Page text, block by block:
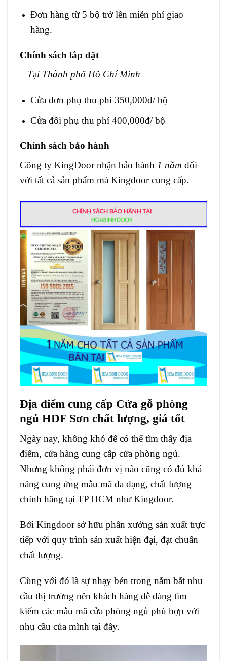
Đơn hàng từ 5 bộ trở lên miễn phí giao
hàng.
Chính sách lắp đặt
– Tại Thành phố Hồ Chí Minh
Cửa đơn phụ thu phí 350,000đ/ bộ
Cửa đôi phụ thu phí 400,000đ/ bộ
Chính sách bảo hành
Công ty KingDoor nhận bảo hành 1 năm đối
với tất cả sản phẩm mà Kingdoor cung cấp.
Địa điểm cung cấp Cửa gỗ phòng
ngủ HDF Sơn chất lượng, giá tốt
Ngày nay, không khó để có thể tìm thấy địa
điểm, cửa hàng cung cấp cửa phòng ngủ.
Nhưng không phải đơn vị nào cũng có đủ khả
năng cung ứng mẫu mã đa dạng, chất lượng
chính hãng tại TP HCM như Kingdoor.
Bởi Kingdoor sở hữu phân xưởng sản xuất trực
tiếp với quy trình sản xuất hiện đại, đạt chuẩn
chất lượng.
Cùng với đó là sự nhạy bén trong nắm bắt nhu
cầu thị trường nên khách hàng dễ dàng tìm
kiếm các mẫu mã cửa phòng ngủ phù hợp với
nhu cầu của mình tại đây.